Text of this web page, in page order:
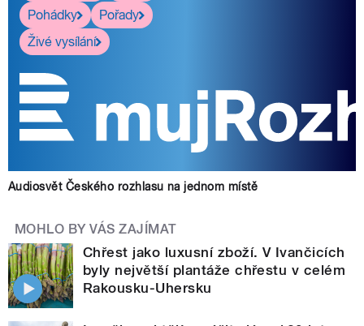
Pohádky
Pořady
Živé vysílání
Audiosvět Českého rozhlasu na jednom místě
MOHLO BY VÁS ZAJÍMAT
Chřest jako luxusní zboží. V Ivančicích
byly největší plantáže chřestu v celém
Rakousku-Uhersku